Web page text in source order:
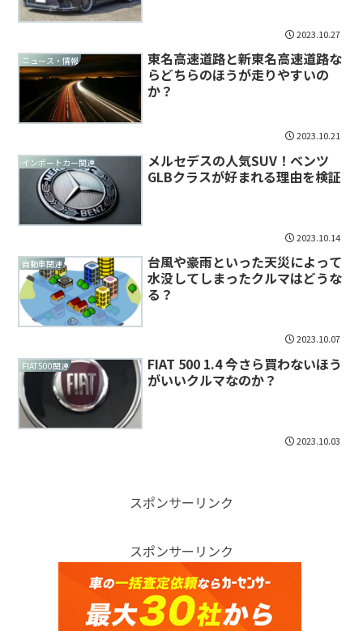
2023.10.27
ニュース・情報
東名高速道路と新東名高速道路な
らどちらのほうが走りやすいの
か？
2023.10.21
インポートカー関連
メルセデスの人気SUV！ベンツ
GLBクラスが好まれる理由を検証
2023.10.14
自動車関連
台風や豪雨といった天災によって
水没してしまったクルマはどうな
る？
2023.10.07
FIAT500関連
FIAT 500 1.4 今さら買わないほう
がいいクルマなのか？
2023.10.03
スポンサーリンク
スポンサーリンク